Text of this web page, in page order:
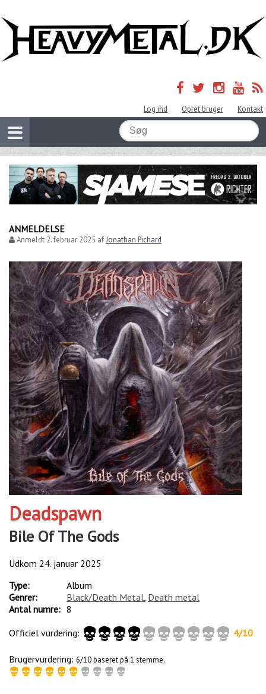
Log ind Opret bruger Kontakt
ANMELDELSE
Anmeldt 2. februar 2025 afJonathan Pichard
Deadspawn
Bile Of The Gods
Udkom 24. januar 2025
Type:
Album
Genrer:
Black/Death Metal Death metal
Antal numre: 8
Officiel vurdering:
4/10
Brugervurdering: 6/10 baseret på 1 stemme.